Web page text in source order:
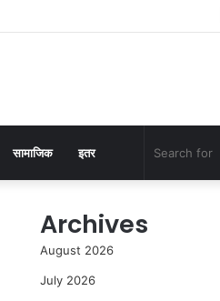
सामाजिक इतर
Archives
August 2026
July 2026